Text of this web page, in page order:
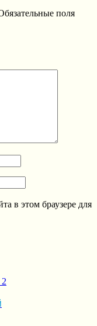
поля
в этом браузере для